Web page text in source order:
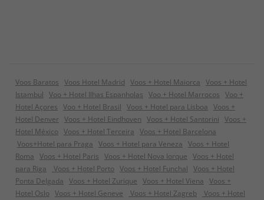
Voos Baratos Voos Hotel Madrid Voos + Hotel Maiorca Voos + Hotel
Istambul Voo + Hotel Ilhas Espanholas Voo + Hotel Marrocos Voo +
Hotel Açores Voo + Hotel Brasil Voos + Hotel para Lisboa Voos +
Hotel Denver Voos + Hotel Eindhoven Voos + Hotel Santorini Voos +
Hotel México Voos + Hotel Terceira Voos + Hotel Barcelona
Voos+Hotel para Praga Voos + Hotel para Veneza Voos + Hotel
Roma Voos + Hotel Paris Voos + Hotel Nova Iorque Voos + Hotel
para Riga
Voos + Hotel Porto Voos + Hotel Funchal Voos + Hotel
Ponta Delgada Voos + Hotel Zurique Voos + Hotel Viena Voos +
Hotel Oslo Voos + Hotel Geneve Voos + Hotel Zagreb
Voos + Hotel